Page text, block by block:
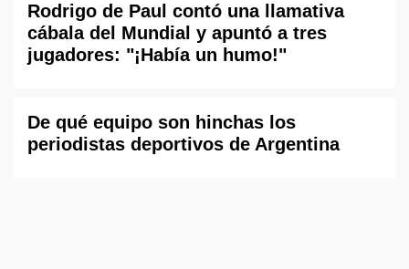
Rodrigo de Paul contó una llamativa
cábala del Mundial y apuntó a tres
jugadores: "¡Había un humo!"
De qué equipo son hinchas los
periodistas deportivos de Argentina